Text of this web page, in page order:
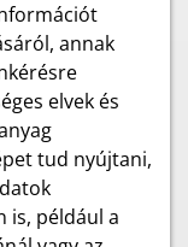
annak
elvek és
tud nyújtani,
is, például a